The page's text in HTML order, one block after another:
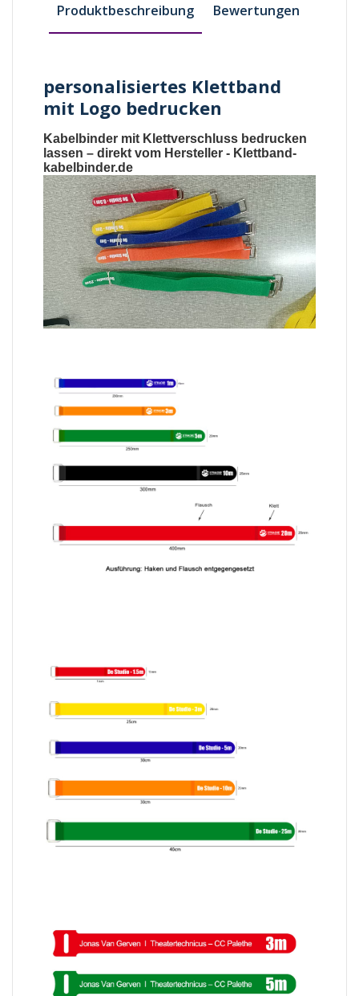
Produktbeschreibung Bewertungen
personalisiertes Klettband
mit Logo bedrucken
Kabelbinder mit Klettverschluss bedrucken
lassen – direkt vom Hersteller - Klettband-
kabelbinder.de